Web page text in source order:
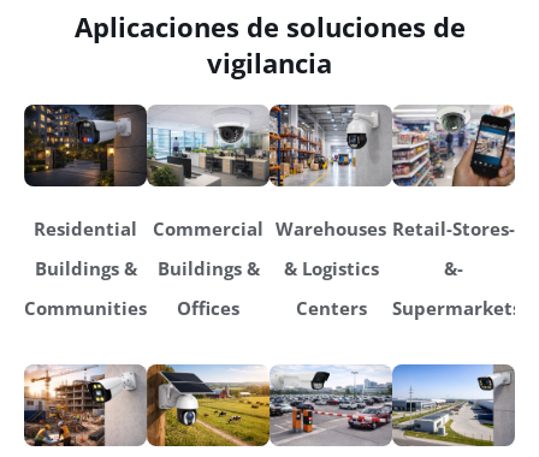
Aplicaciones de soluciones de
vigilancia
Residential
Buildings &
Communities
Commercial
Buildings &
Offices
Warehouses
& Logistics
Centers
Retail-Stores-
&-
Supermarkets